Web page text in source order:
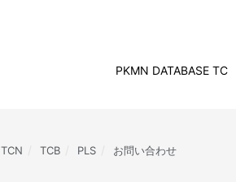
PKMN DATABASE TC
TCN TCB PLS お問い合わせ